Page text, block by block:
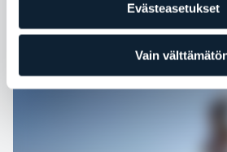
Evästeasetukset
Vain
Kymmenen syytä juosta